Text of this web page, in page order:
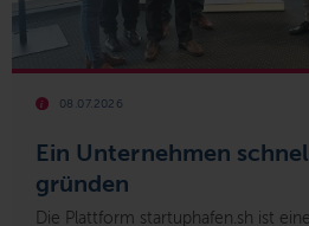
Ein Unternehmen
gründen
08.07.2026
Die Plattform startuphafen.sh ist